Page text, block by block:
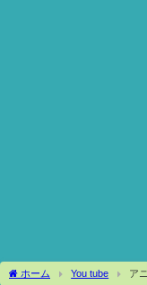
ホーム You tube
ア